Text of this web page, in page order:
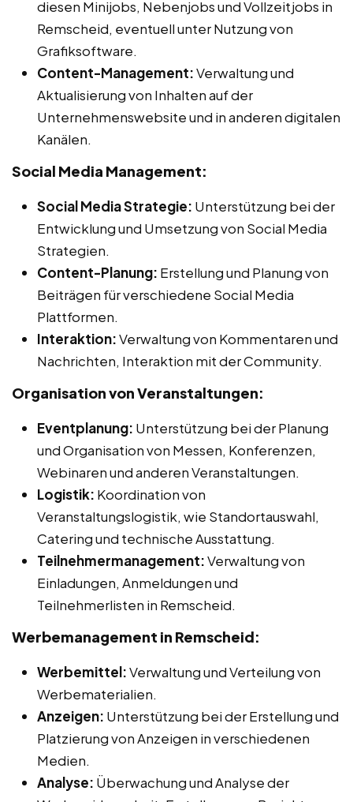
diesen Minijobs, Nebenjobs und Vollzeitjobs in
Remscheid, eventuell unter Nutzung von
Grafiksoftware.
Content-Management:Verwaltung und
Aktualisierung von Inhalten auf der
Unternehmenswebsite und in anderen digitalen
Kanälen.
Social Media Management:
Social Media Strategie: Unterstützung bei der
Entwicklung und Umsetzung von Social Media
Strategien.
Content-Planung: Erstellung und Planung von
Beiträgen für verschiedene Social Media
Plattformen.
Interaktion:Verwaltung von Kommentaren und
Nachrichten, Interaktion mit der Community.
Organisation von Veranstaltungen:
Eventplanung: Unterstützung bei der Planung
und Organisation von Messen, Konferenzen,
Webinaren und anderen Veranstaltungen.
Logistik: Koordination von
Veranstaltungslogistik, wie Standortauswahl,
Catering und technische Ausstattung.
Teilnehmermanagement:Verwaltung von
Einladungen, Anmeldungen und
Teilnehmerlisten in Remscheid.
Werbemanagement in Remscheid:
Werbemittel:Verwaltung und Verteilung von
Werbematerialien.
Anzeigen: Unterstützung bei der Erstellung und
Platzierung von Anzeigen in verschiedenen
Medien.
Analyse: Überwachung und Analyse der